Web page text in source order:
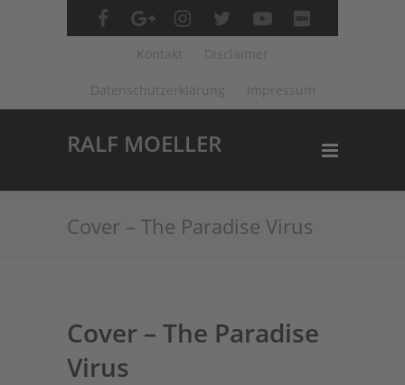
Kontakt Disclaimer
Datenschutzerklärung Impressum
RALF MOELLER
Cover – The Paradise Virus
Cover – The Paradise
Virus